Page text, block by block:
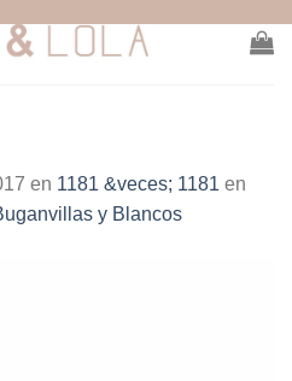
en 1181 &veces; 1181 en
y Blancos